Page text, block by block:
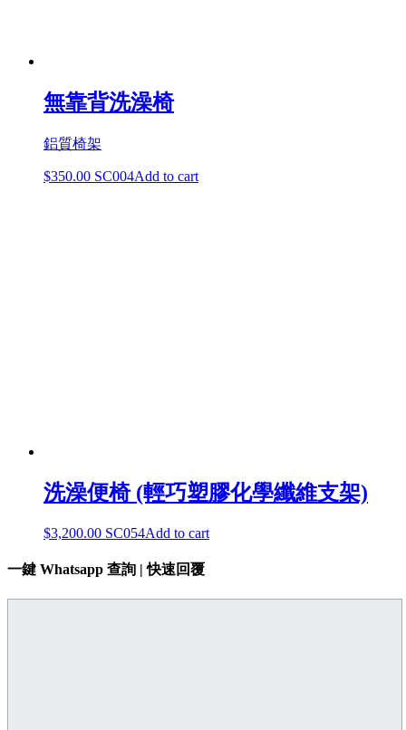
無靠背洗澡椅
鋁質椅架
$350.00 SC004Add to cart
洗澡便椅 (輕巧塑膠化學纖維支架)
$3,200.00 SC054Add to cart
一鍵 Whatsapp 查詢 | 快速回覆